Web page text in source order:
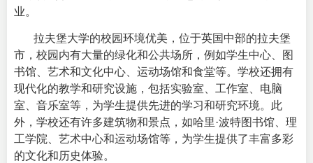
业。
拉夫堡大学的校园环境优美，位于英国中部的拉夫堡
市，校园内有大量的绿化和公共场所，例如学生中心、图
书馆、艺术和文化中心、运动场馆和食堂等。学校还拥有
现代化的教学和研究设施，包括实验室、工作室、电脑
室、音乐室等，为学生提供先进的学习和研究环境。此
外，学校还有许多建筑物和景点，如哈里·波特图书馆、理
工学院、艺术中心和运动场馆等，为学生提供了丰富多彩
的文化和历史体验。